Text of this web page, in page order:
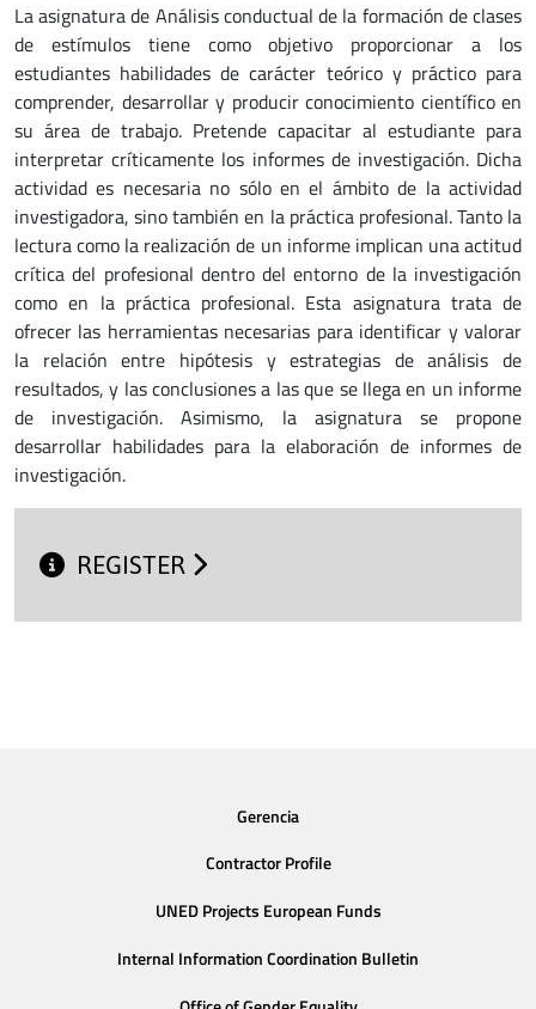
La asignatura de Análisis conductual de la formación de clases
de estímulos tiene como objetivo proporcionar a los
estudiantes habilidades de carácter teórico y práctico para
comprender, desarrollar y producir conocimiento científico en
su área de trabajo. Pretende capacitar al estudiante para
interpretar críticamente los informes de investigación. Dicha
actividad es necesaria no sólo en el ámbito de la actividad
investigadora, sino también en la práctica profesional. Tanto la
lectura como la realización de un informe implican una actitud
crítica del profesional dentro del entorno de la investigación
como en la práctica profesional. Esta asignatura trata de
ofrecer las herramientas necesarias para identificar y valorar
la relación entre hipótesis y estrategias de análisis de
resultados, y las conclusiones a las que se llega en un informe
de investigación. Asimismo, la asignatura se propone
desarrollar habilidades para la elaboración de informes de
investigación.
REGISTER
Gerencia
Contractor Profile
UNED Projects European Funds
Internal Information Coordination Bulletin